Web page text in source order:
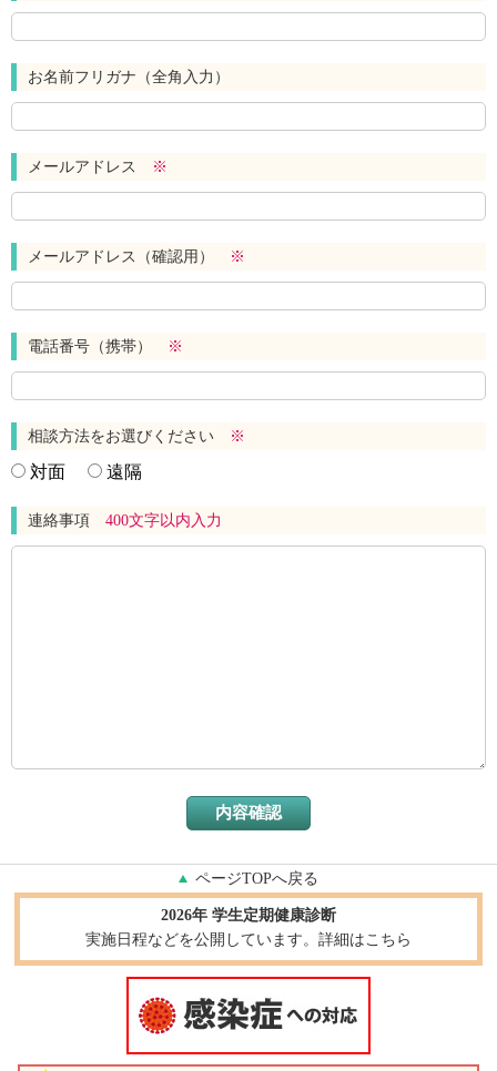
お名前フリガナ（全角入力）
メールアドレス ※
メールアドレス（確認用） ※
電話番号（携帯） ※
相談方法をお選びください ※
対面 遠隔
連絡事項 400文字以内入力
ページTOPへ戻る
2026年 学生定期健康診断
実施日程などを公開しています。詳細はこちら